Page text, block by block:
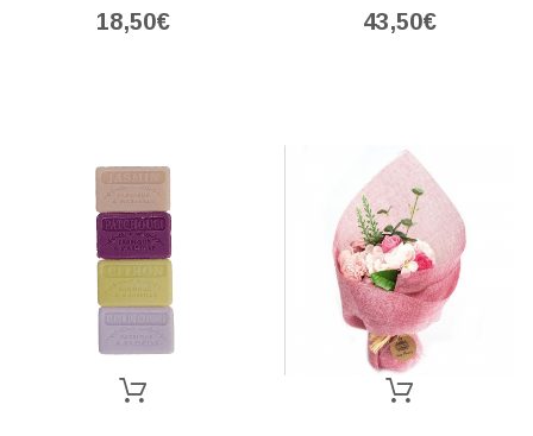
18,50€ 43,50€